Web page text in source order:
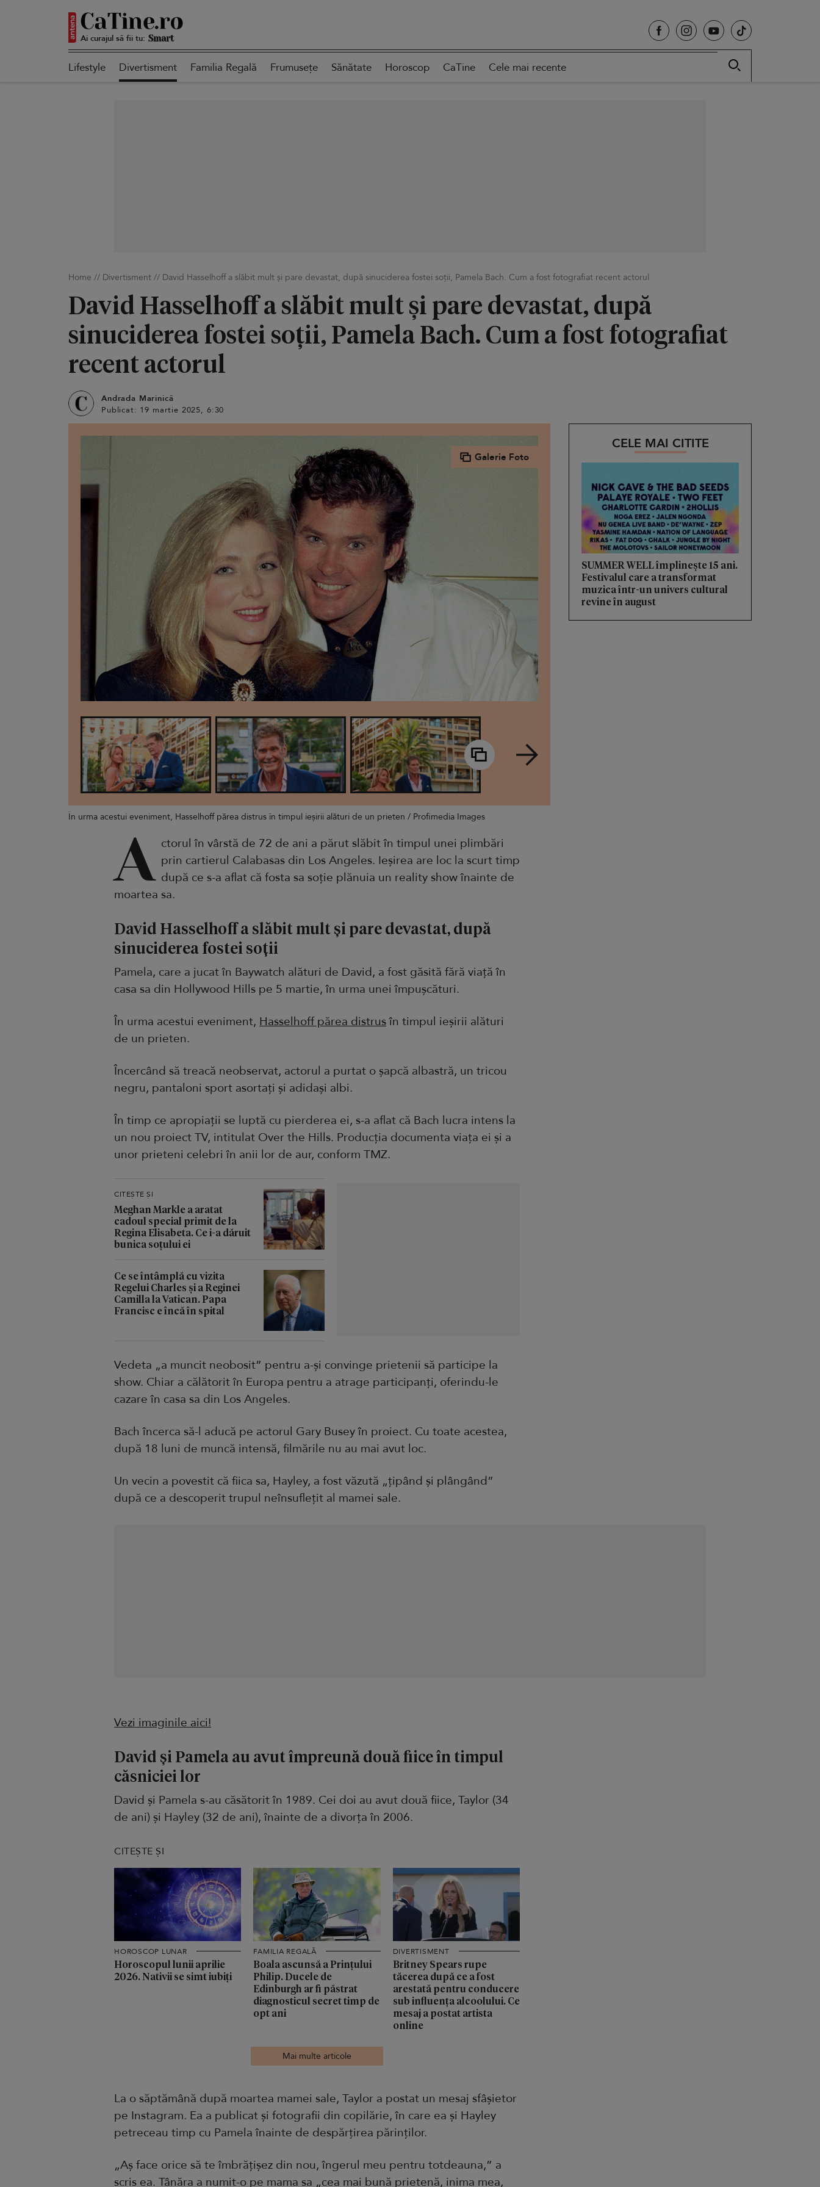
Ai curajul să fii tu: Autentică
Lifestyle Divertisment Familia Regală Frumusețe Sănătate Horoscop CaTine Cele mai recente
Home // Divertisment // David Hasselhoff a slăbit mult și pare devastat, după sinuciderea fostei soții, Pamela Bach. Cum a fost fotografiat recent actorul
David Hasselhoff a slăbit mult și pare devastat, după
sinuciderea fostei soții, Pamela Bach. Cum a fost fotografiat
recent actorul
Andrada Marinică
Publicat: 19 martie 2025, 6:30
Galerie Foto
În urma acestui eveniment, Hasselhoff părea distrus în timpul ieșirii alături de un prieten / Profimedia Images
CELE MAI CITITE
SUMMER WELL împlinește 15 ani.
Festivalul care a transformat
muzica într-un univers cultural
revine în august
A ctorul în vârstă de 72 de ani a părut slăbit în timpul unei plimbări
prin cartierul Calabasas din Los Angeles. Ieșirea are loc la scurt timp
după ce s-a aflat că fosta sa soție plănuia un reality show înainte de
moartea sa.
David Hasselhoff a slăbit mult și pare devastat, după
sinuciderea fostei soții
Pamela, care a jucat în Baywatch alături de David, a fost găsită fără viață în
casa sa din Hollywood Hills pe 5 martie, în urma unei împușcături.
În urma acestui eveniment, Hasselhoff părea distrusîn timpul ieșirii alături
de un prieten.
Încercând să treacă neobservat, actorul a purtat o șapcă albastră, un tricou
negru, pantaloni sport asortați și adidași albi.
În timp ce apropiații se luptă cu pierderea ei, s-a aflat că Bach lucra intens la
un nou proiect TV, intitulat Over the Hills. Producția documenta viața ei și a
unor prieteni celebri în anii lor de aur, conform TMZ.
CITEȘTE ȘI
Meghan Markle a aratat
cadoul special primit de la
Regina Elisabeta. Ce i-a dăruit
bunica soțului ei
Ce se întâmplă cu vizita
Regelui Charles și a Reginei
Camilla la Vatican. Papa
Francisc e încă în spital
Vedeta „a muncit neobosit” pentru a-și convinge prietenii să participe la
show. Chiar a călătorit în Europa pentru a atrage participanți, oferindu-le
cazare în casa sa din Los Angeles.
Bach încerca să-l aducă pe actorul Gary Busey în proiect. Cu toate acestea,
după 18 luni de muncă intensă, filmările nu au mai avut loc.
Un vecin a povestit că fiica sa, Hayley, a fost văzută „țipând și plângând”
după ce a descoperit trupul neînsuflețit al mamei sale.
Vezi imaginile aici!
David și Pamela au avut împreună două fiice în timpul
căsniciei lor
David și Pamela s-au căsătorit în 1989. Cei doi au avut două fiice, Taylor (34
de ani) și Hayley (32 de ani), înainte de a divorța în 2006.
CITEȘTE ȘI
HOROSCOP LUNAR
Horoscopul lunii aprilie
2026. Nativii se simt iubiți
FAMILIA REGALĂ
Boala ascunsă a Prințului
Philip. Ducele de
Edinburgh ar fi păstrat
diagnosticul secret timp de
opt ani
DIVERTISMENT
Britney Spears rupe
tăcerea după ce a fost
arestată pentru conducere
sub influența alcoolului. Ce
mesaj a postat artista
online
Mai multe articole
La o săptămână după moartea mamei sale, Taylor a postat un mesaj sfâșietor
pe Instagram. Ea a publicat și fotografii din copilărie, în care ea și Hayley
petreceau timp cu Pamela înainte de despărțirea părinților.
„Aș face orice să te îmbrățișez din nou, îngerul meu pentru totdeauna,” a
scris ea. Tânăra a numit-o pe mama sa „cea mai bună prietenă, inima mea,